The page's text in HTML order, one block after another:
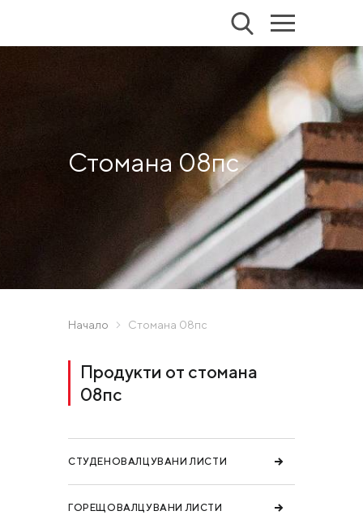
Стомана 08пс
Начало Стомана 08пс
Продукти от стомана
08пс
СТУДЕНОВАЛЦУВАНИ ЛИСТИ
ГОРЕЩОВАЛЦУВАНИ ЛИСТИ